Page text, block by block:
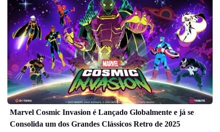
Marvel Cosmic Invasion é Lançado Globalmente e já se
Consolida um dos Grandes Clássicos Retro de 2025